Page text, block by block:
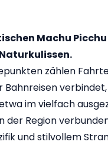
Machu
zählen
im vielfach
der Region
und stilvollem